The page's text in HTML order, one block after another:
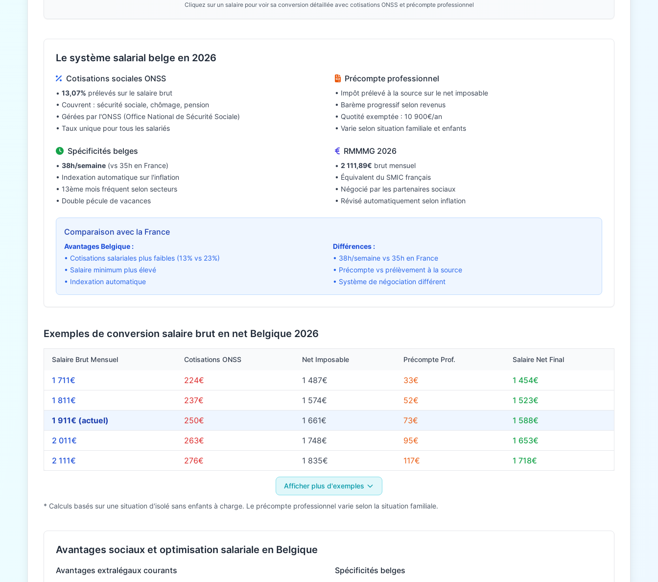
Cliquez sur un salaire pour voir sa conversion détaillée avec cotisations ONSS et précompte professionnel
Le système salarial belge en 2026
Cotisations sociales ONSS
• 13,07% prélevés sur le salaire brut
• Couvrent : sécurité sociale, chômage, pension
• Gérées par l'ONSS (Office National de Sécurité Sociale)
• Taux unique pour tous les salariés
Précompte professionnel
• Impôt prélevé à la source sur le net imposable
• Barème progressif selon revenus
• Quotité exemptée : 10 900€/an
• Varie selon situation familiale et enfants
Spécificités belges
• 38h/semaine (vs 35h en France)
• Indexation automatique sur l'inflation
• 13ème mois fréquent selon secteurs
• Double pécule de vacances
RMMMG 2026
• 2 111,89€ brut mensuel
• Équivalent du SMIC français
• Négocié par les partenaires sociaux
• Révisé automatiquement selon inflation
Comparaison avec la France
Avantages Belgique :
• Cotisations salariales plus faibles (13% vs 23%)
• Salaire minimum plus élevé
• Indexation automatique
Différences :
• 38h/semaine vs 35h en France
• Précompte vs prélèvement à la source
• Système de négociation différent
Exemples de conversion salaire brut en net Belgique 2026
Salaire Brut Mensuel Cotisations ONSS Net Imposable Précompte Prof. Salaire Net Final
1 711€ 224€ 1 487€ 33€ 1 454€
1 811€ 237€ 1 574€ 52€ 1 523€
1 911€ (actuel) 250€ 1 661€ 73€ 1 588€
2 011€ 263€ 1 748€ 95€ 1 653€
2 111€ 276€ 1 835€ 117€ 1 718€
Afficher plus d'exemples
* Calculs basés sur une situation d'isolé sans enfants à charge. Le précompte professionnel varie selon la situation familiale.
Avantages sociaux et optimisation salariale en Belgique
Avantages extralégaux courants Spécificités belges